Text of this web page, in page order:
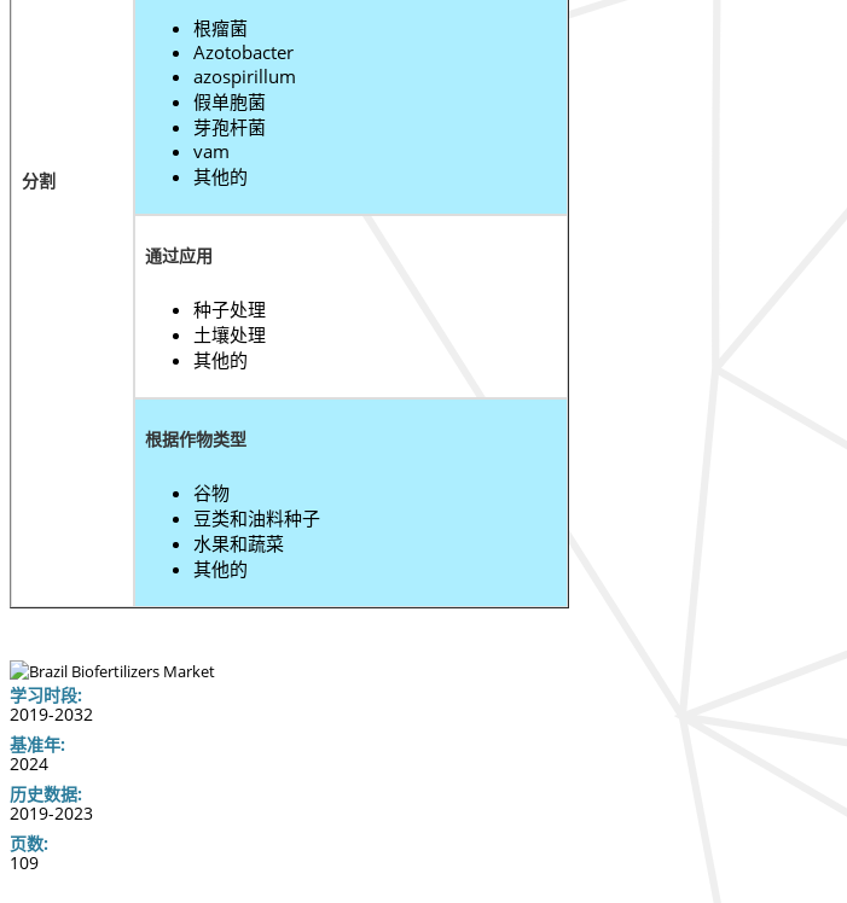
分割
根瘤菌
Azotobacter
azospirillum
假单胞菌
芽孢杆菌
vam
其他的
通过应用
种子处理
土壤处理
其他的
根据作物类型
谷物
豆类和油料种子
水果和蔬菜
其他的
学习时段:
2019-2032
基准年:
2024
历史数据:
2019-2023
页数:
109